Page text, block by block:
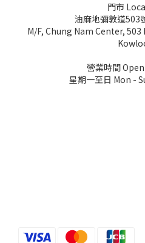
門市
油麻地彌敦道503
M/F, Chung Nam Center, 503
營業時間
星期一至日 Mon -